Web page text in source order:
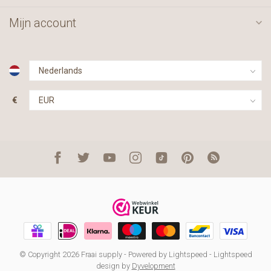
Mijn account
€
© Copyright 2026 Fraai supply- Powered by Lightspeed - Lightspeed
design by Dyvelopment